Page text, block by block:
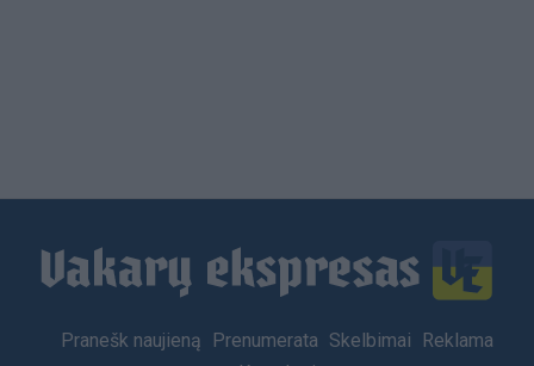
Footer
Pranešk naujieną Prenumerata Skelbimai
Reklama